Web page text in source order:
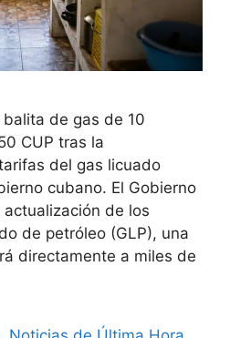
de gas de 10
CUP tras la
del gas licuado
cubano. El Gobierno
de los
de petróleo (GLP), una
directamente a miles de